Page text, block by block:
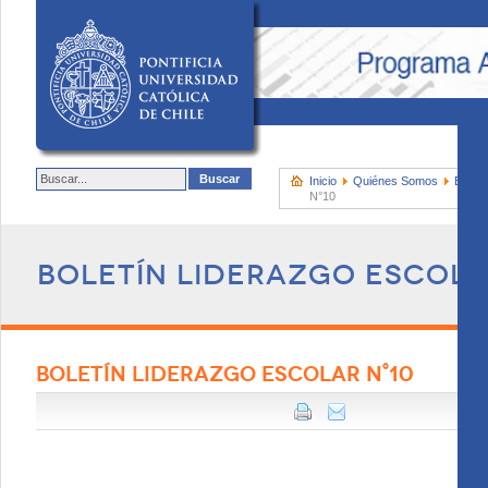
Inicio Quiénes Somos
N°10
Boletín Liderazgo
BOLETÍN LIDERAZGO ESCOLAR N°10